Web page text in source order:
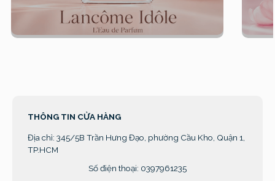
THÔNG TIN CỬA HÀNG
Địa chỉ: 345/5B Trần Hưng Đạo, phường Cầu Kho, Quận 1,
TP.HCM
Số điện thoại: 0397961235